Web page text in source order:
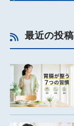
最近の投稿